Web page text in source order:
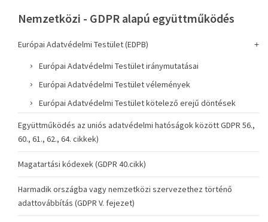
Nemzetközi - GDPR alapú együttműködés
Európai Adatvédelmi Testület (EDPB)
Európai Adatvédelmi Testület iránymutatásai
Európai Adatvédelmi Testület vélemények
Európai Adatvédelmi Testület kötelező erejű döntések
Együttműködés az uniós adatvédelmi hatóságok között GDPR 56.,
60., 61., 62., 64. cikkek)
Magatartási kódexek (GDPR 40.cikk)
Harmadik országba vagy nemzetközi szervezethez történő
adattovábbítás (GDPR V. fejezet)